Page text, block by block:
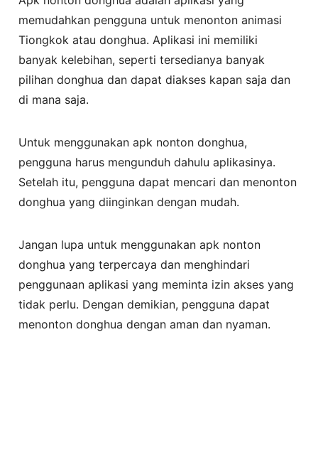
memudahkan pengguna untuk menonton animasi
Tiongkok atau donghua. Aplikasi ini memiliki
banyak kelebihan, seperti tersedianya banyak
pilihan donghua dan dapat diakses kapan saja dan
di mana saja.
Untuk menggunakan apk nonton donghua,
pengguna harus mengunduh dahulu aplikasinya.
Setelah itu, pengguna dapat mencari dan menonton
donghua yang diinginkan dengan mudah.
Jangan lupa untuk menggunakan apk nonton
donghua yang terpercaya dan menghindari
penggunaan aplikasi yang meminta izin akses yang
tidak perlu. Dengan demikian, pengguna dapat
menonton donghua dengan aman dan nyaman.